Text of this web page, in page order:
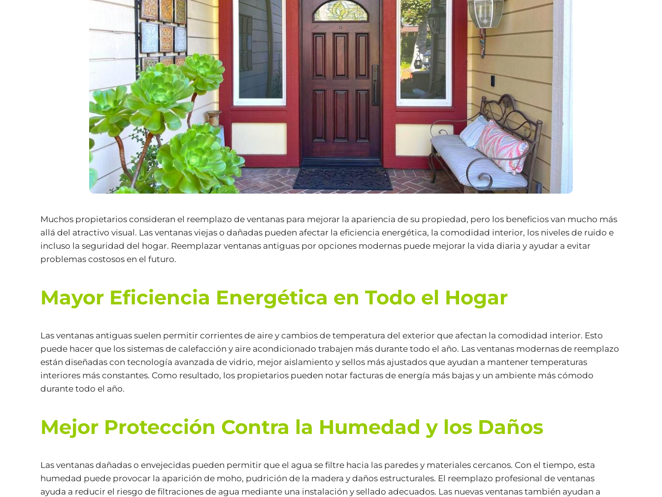
Muchos propietarios consideran el reemplazo de ventanas para mejorar la apariencia de su propiedad, pero los beneficios van mucho más
allá del atractivo visual. Las ventanas viejas o dañadas pueden afectar la eficiencia energética, la comodidad interior, los niveles de ruido e
incluso la seguridad del hogar. Reemplazar ventanas antiguas por opciones modernas puede mejorar la vida diaria y ayudar a evitar
problemas costosos en el futuro.
Mayor Eficiencia Energética en Todo el Hogar
Las ventanas antiguas suelen permitir corrientes de aire y cambios de temperatura del exterior que afectan la comodidad interior. Esto
puede hacer que los sistemas de calefacción y aire acondicionado trabajen más durante todo el año. Las ventanas modernas de reemplazo
están diseñadas con tecnología avanzada de vidrio, mejor aislamiento y sellos más ajustados que ayudan a mantener temperaturas
interiores más constantes. Como resultado, los propietarios pueden notar facturas de energía más bajas y un ambiente más cómodo
durante todo el año.
Mejor Protección Contra la Humedad y los Daños
Las ventanas dañadas o envejecidas pueden permitir que el agua se filtre hacia las paredes y materiales cercanos. Con el tiempo, esta
humedad puede provocar la aparición de moho, pudrición de la madera y daños estructurales. El reemplazo profesional de ventanas
ayuda a reducir el riesgo de filtraciones de agua mediante una instalación y sellado adecuados. Las nuevas ventanas también ayudan a